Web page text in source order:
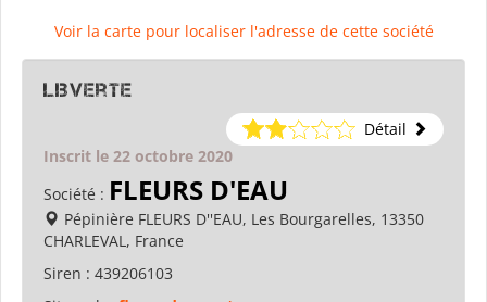
Voir la carte pour localiser l'adresse de cette société
Libverte
Détail
Inscrit le 22 octobre 2020
Société : FLEURS D'EAU
Pépinière FLEURS D''EAU, Les Bourgarelles, 13350
CHARLEVAL, France
Siren : 439206103